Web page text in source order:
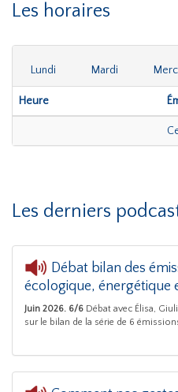
Les horaires
Lundi Mardi
Heure
Les derniers
Débat bilan des
écologique, énergétique
Juin 2026. 6/6 Débat avec Élisa,
sur le bilan de la série de 6